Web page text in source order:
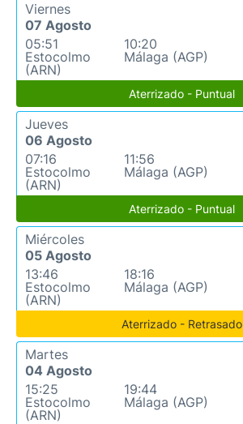
Viernes
07 Agosto
05:51
Estocolmo
(ARN)
10:20
Málaga (AGP)
Aterrizado - Puntual
Jueves
06 Agosto
07:16
Estocolmo
(ARN)
11:56
Málaga (AGP)
Aterrizado - Puntual
Miércoles
05 Agosto
13:46
Estocolmo
(ARN)
18:16
Málaga (AGP)
Aterrizado - Retrasado
Martes
04 Agosto
15:25
Estocolmo
(ARN)
19:44
Málaga (AGP)